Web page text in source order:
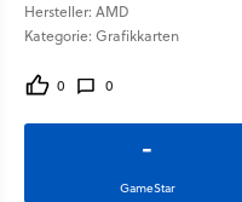
Hersteller: AMD
Kategorie: Grafikkarten
0 0
-
GameStar